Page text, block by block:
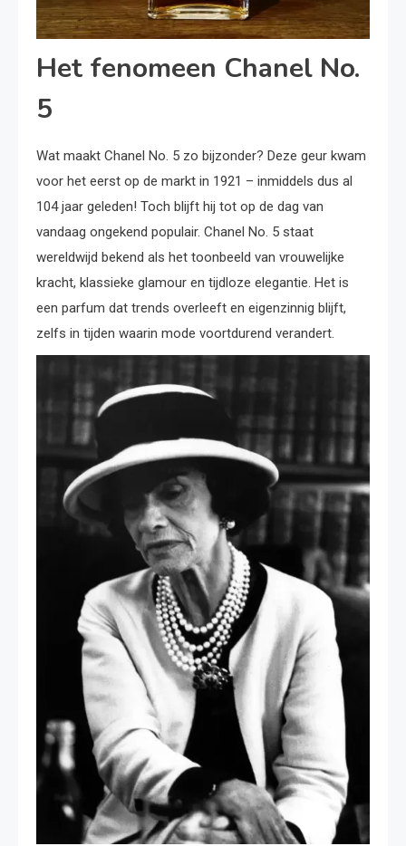
Het fenomeen Chanel No.
5
Wat maakt Chanel No. 5 zo bijzonder? Deze geur kwam
voor het eerst op de markt in 1921 – inmiddels dus al
104 jaar geleden! Toch blijft hij tot op de dag van
vandaag ongekend populair. Chanel No. 5 staat
wereldwijd bekend als het toonbeeld van vrouwelijke
kracht, klassieke glamour en tijdloze elegantie. Het is
een parfum dat trends overleeft en eigenzinnig blijft,
zelfs in tijden waarin mode voortdurend verandert.